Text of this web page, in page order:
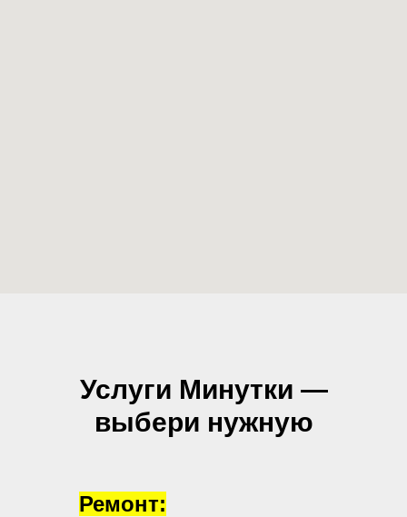
Услуги Минутки —
выбери нужную
Ремонт: